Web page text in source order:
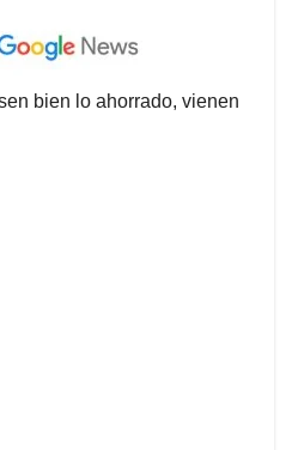
bien lo ahorrado, vienen